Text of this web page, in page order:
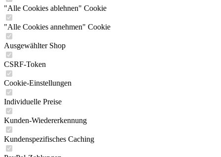
"Alle Cookies ablehnen" Cookie
"Alle Cookies annehmen" Cookie
Ausgewählter Shop
CSRF-Token
Cookie-Einstellungen
Individuelle Preise
Kunden-Wiedererkennung
Kundenspezifisches Caching